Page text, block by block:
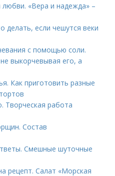
«Вера и надежда» –
делать, если чешутся веки
с помощью соли.
выкорчевывая его, а
Как приготовить разные
Творческая работа
Состав
Смешные шуточные
рецепт. Салат «Морская